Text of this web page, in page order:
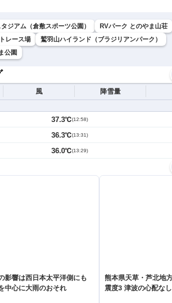
ジアム（倉敷スポーツ公園）
RVパーク とのやま山荘
レース場
鷲羽山ハイランド（ブラジリアンパーク）
公園
風 降雪量
37.3℃(12:58)
36.3℃(13:31)
36.0℃(13:29)
影響は西日本太平洋側にも
中心に大雨のおそれ
熊本県天草・芦北地
震度3 津波の心配なし